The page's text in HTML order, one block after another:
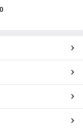
сучасних
вивчаємо всі
завжди на